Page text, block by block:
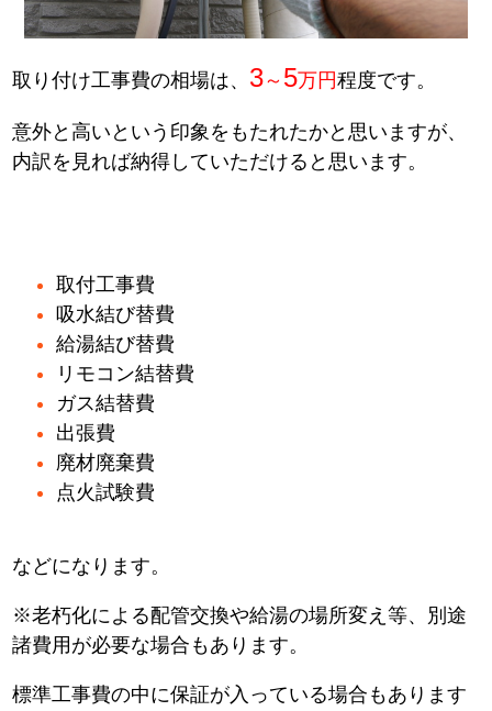
取り付け工事費の相場は、 3～ 5万円程度です。
意外と高いという印象をもたれたかと思いますが、
内訳を見れば納得していただけると思います。
取付工事費
吸水結び替費
給湯結び替費
リモコン結替費
ガス結替費
出張費
廃材廃棄費
点火試験費
などになります。
※老朽化による配管交換や給湯の場所変え等、別途
諸費用が必要な場合もあります。
標準工事費の中に保証が入っている場合もあります